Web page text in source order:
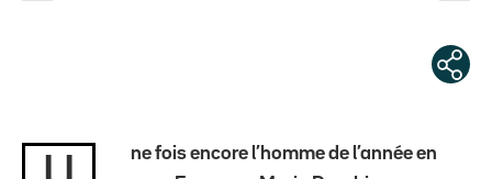
ne fois encore l’homme de l’année en